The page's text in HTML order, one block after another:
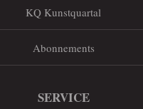
KQ Kunstquartal
Abonnements
SERVICE